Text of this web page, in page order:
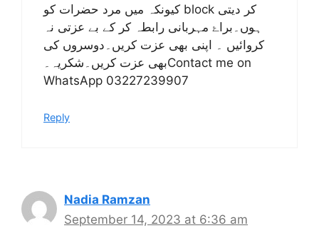
کیونکہ میں مرد حضرات کو block کر دیتی
ہوں۔براۓ مہربانی رابطہ کر کے بے عزتی نہ
کروائیں ۔ اپنی بھی عزت کریں۔دوسروں کی
بھی عزت کریں۔شکریہ۔Contact me on
WhatsApp 03227239907
Reply
Nadia Ramzan
September 14, 2023 at 6:36 am